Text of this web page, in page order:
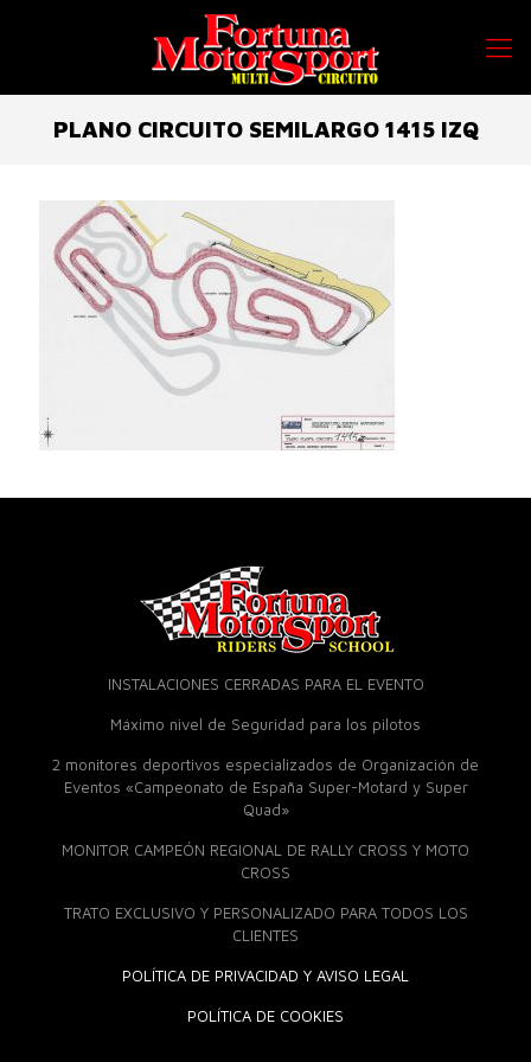
PLANO CIRCUITO SEMILARGO 1415 IZQ
INSTALACIONES CERRADAS PARA EL EVENTO
Máximo nivel de Seguridad para los pilotos
2 monitores deportivos especializados de Organización de
Eventos «Campeonato de España Super-Motard y Super
Quad»
MONITOR CAMPEÓN REGIONAL DE RALLY CROSS Y MOTO
CROSS
TRATO EXCLUSIVO Y PERSONALIZADO PARA TODOS LOS
CLIENTES
POLÍTICA DE PRIVACIDAD Y AVISO LEGAL
POLÍTICA DE COOKIES